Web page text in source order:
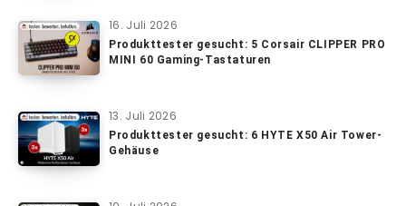
16. Juli 2026
Produkttester gesucht: 5 Corsair CLIPPER PRO
MINI 60 Gaming-Tastaturen
13. Juli 2026
Produkttester gesucht: 6 HYTE X50 Air Tower-
Gehäuse